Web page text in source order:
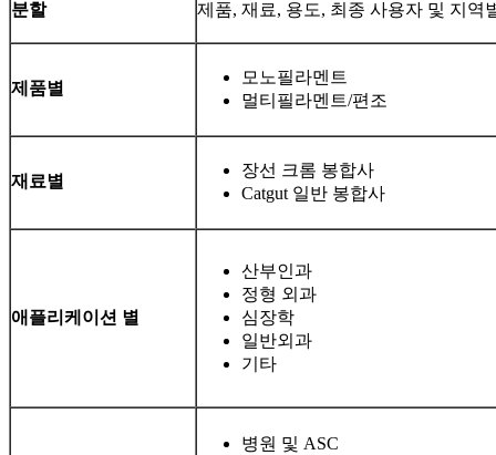
분할 제품, 재료, 용도, 최종 사용자 및 지역
제품별
모노필라멘트
멀티필라멘트/편조
재료별
장선 크롬 봉합사
Catgut 일반 봉합사
애플리케이션 별
산부인과
정형 외과
심장학
일반외과
기타
병원 및 ASC